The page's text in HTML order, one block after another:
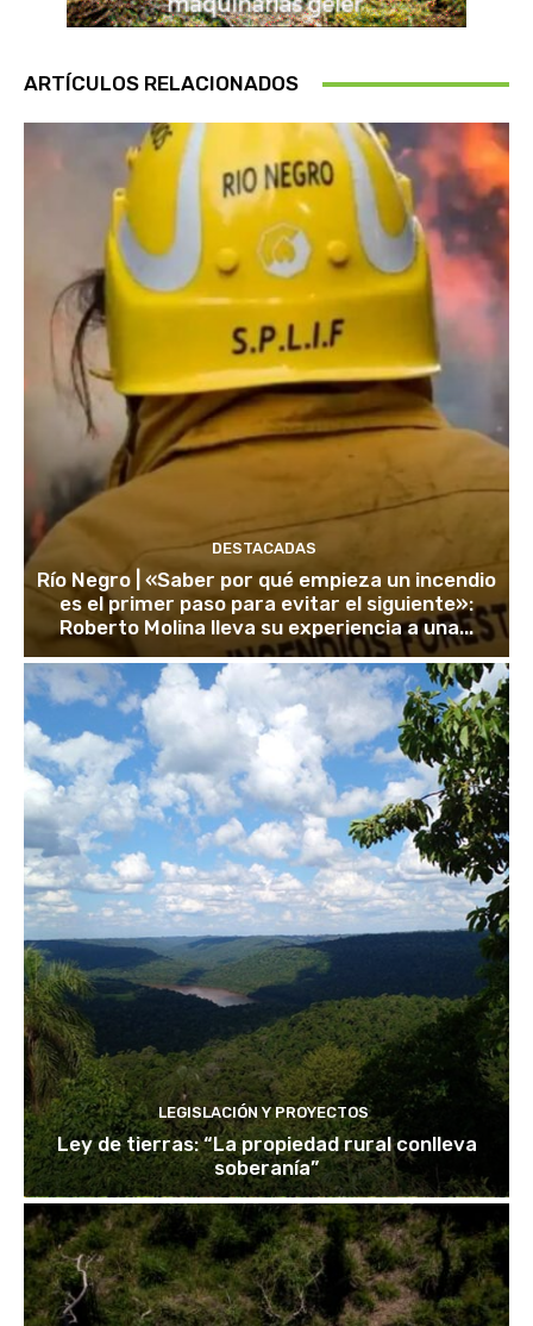
ARTÍCULOS RELACIONADOS
DESTACADAS
Río Negro | «Saber por qué empieza un incendio
es el primer paso para evitar el siguiente»:
Roberto Molina lleva su experiencia a una...
LEGISLACIÓN Y PROYECTOS
Ley de tierras: “La propiedad rural conlleva
soberanía”